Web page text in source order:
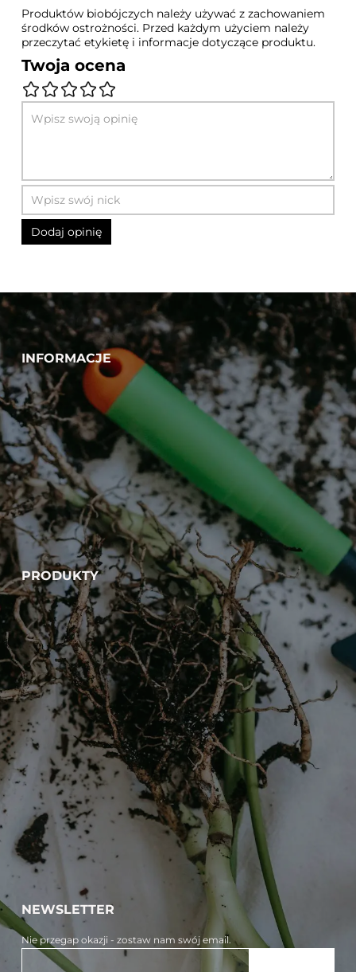
Produktów biobójczych należy używać z zachowaniem
środków ostrożności. Przed każdym użyciem należy
przeczytać etykietę i informacje dotyczące produktu.
Twoja ocena
INFORMACJE
PRODUKTY
NEWSLETTER
Nie przegap okazji - zostaw nam swój email.